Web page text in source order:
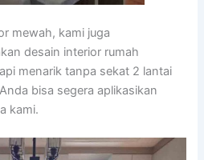
mewah, kami juga
desain interior rumah
menarik tanpa sekat 2 lantai
bisa segera aplikasikan
kami.